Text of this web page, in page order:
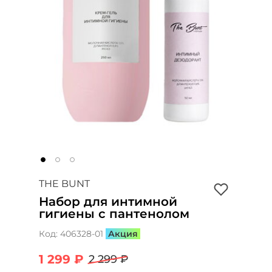
THE BUNT
Набор для интимной
гигиены с пантенолом
Код: 406328-01 Акция
1 299 ₽ 2 299 ₽